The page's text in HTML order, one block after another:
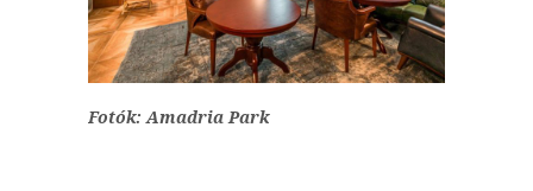
Fotók: Amadria Park